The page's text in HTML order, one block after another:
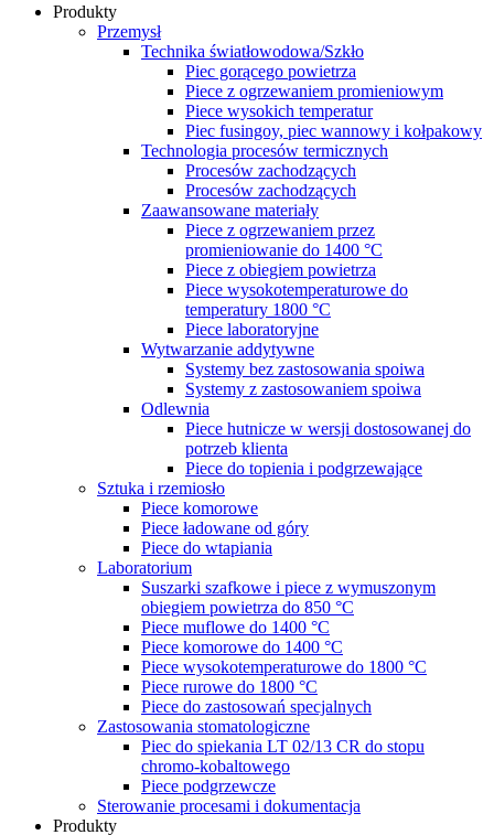
Produkty
Przemysł
Technika światłowodowa/Szkło
Piec gorącego powietrza
Piece z ogrzewaniem promieniowym
Piece wysokich temperatur
Piec fusingoy, piec wannowy i kołpakowy
Technologia procesów termicznych
Procesów zachodzących
Procesów zachodzących
Zaawansowane materiały
Piece z ogrzewaniem przez
promieniowanie do 1400 °C
Piece z obiegiem powietrza
Piece wysokotemperaturowe do
temperatury 1800 °C
Piece laboratoryjne
Wytwarzanie addytywne
Systemy bez zastosowania spoiwa
Systemy z zastosowaniem spoiwa
Odlewnia
Piece hutnicze w wersji dostosowanej do
potrzeb klienta
Piece do topienia i podgrzewające
Sztuka i rzemiosło
Piece komorowe
Piece ładowane od góry
Piece do wtapiania
Laboratorium
Suszarki szafkowe i piece z wymuszonym
obiegiem powietrza do 850 °C
Piece muflowe do 1400 °C
Piece komorowe do 1400 °C
Piece wysokotemperaturowe do 1800 °C
Piece rurowe do 1800 °C
Piece do zastosowań specjalnych
Zastosowania stomatologiczne
Piec do spiekania LT 02/13 CR do stopu
chromo-kobaltowego
Piece podgrzewcze
Sterowanie procesami i dokumentacja
Produkty